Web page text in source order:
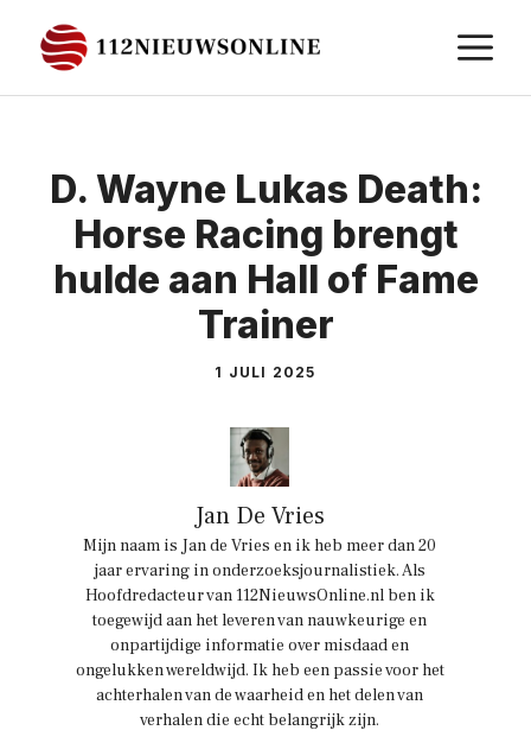
naar
de
D. Wayne Lukas Death:
Horse Racing brengt
hulde aan Hall of Fame
Trainer
1 JULI 2025
Jan De Vries
Mijn naam is Jan de Vries en ik heb meer dan 20
jaar ervaring in onderzoeksjournalistiek. Als
Hoofdredacteur van 112NieuwsOnline.nl ben ik
toegewijd aan het leveren van nauwkeurige en
onpartijdige informatie over misdaad en
ongelukken wereldwijd. Ik heb een passie voor het
achterhalen van de waarheid en het delen van
verhalen die echt belangrijk zijn.